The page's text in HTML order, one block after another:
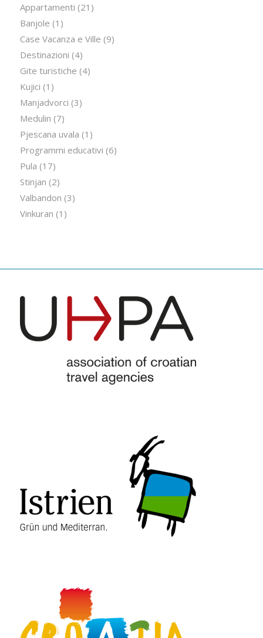
Appartamenti (21)
Banjole (1)
Case Vacanza e Ville (9)
Destinazioni (4)
Gite turistiche (4)
Kujici (1)
Manjadvorci (3)
Medulin (7)
Pjescana uvala (1)
Programmi educativi (6)
Pula (17)
Stinjan (2)
Valbandon (3)
Vinkuran (1)